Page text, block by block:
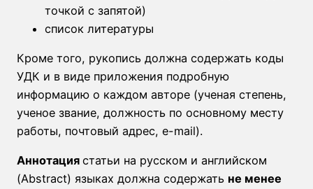
точкой с запятой)
список литературы
Кроме того, рукопись должна содержать коды
УДК и в виде приложения подробную
информацию о каждом авторе (ученая степень,
ученое звание, должность по основному месту
работы, почтовый адрес, e-mail).
Аннотация статьи на русском и английском
(Abstract) языках должна содержать не менее